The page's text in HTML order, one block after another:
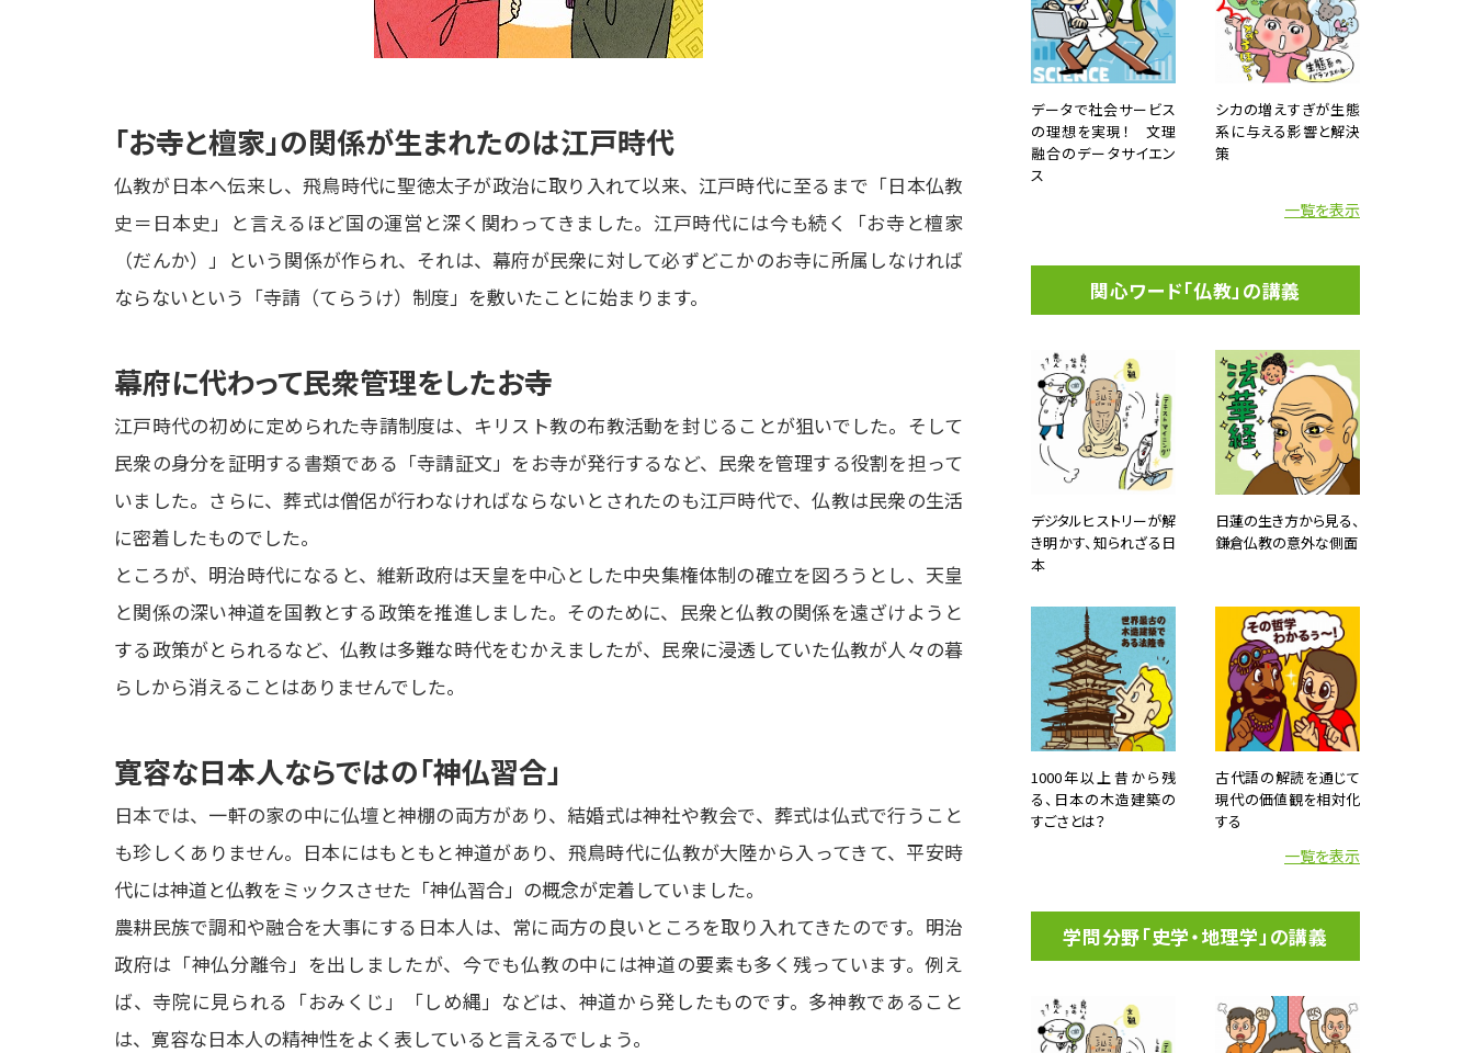
「お寺と檀家」の関係が生まれたのは江戸時代
仏教が日本へ伝来し、飛鳥時代に聖徳太子が政治に取り入れて以来、江戸時代に至るまで「日本仏教
史＝日本史」と言えるほど国の運営と深く関わってきました。江戸時代には今も続く「お寺と檀家
（だんか）」という関係が作られ、それは、幕府が民衆に対して必ずどこかのお寺に所属しなければ
ならないという「寺請（てらうけ）制度」を敷いたことに始まります。
幕府に代わって民衆管理をしたお寺
江戸時代の初めに定められた寺請制度は、キリスト教の布教活動を封じることが狙いでした。そして
民衆の身分を証明する書類である「寺請証文」をお寺が発行するなど、民衆を管理する役割を担って
いました。さらに、葬式は僧侶が行わなければならないとされたのも江戸時代で、仏教は民衆の生活
に密着したものでした。
ところが、明治時代になると、維新政府は天皇を中心とした中央集権体制の確立を図ろうとし、天皇
と関係の深い神道を国教とする政策を推進しました。そのために、民衆と仏教の関係を遠ざけようと
する政策がとられるなど、仏教は多難な時代をむかえましたが、民衆に浸透していた仏教が人々の暮
らしから消えることはありませんでした。
寛容な日本人ならではの「神仏習合」
日本では、一軒の家の中に仏壇と神棚の両方があり、結婚式は神社や教会で、葬式は仏式で行うこと
も珍しくありません。日本にはもともと神道があり、飛鳥時代に仏教が大陸から入ってきて、平安時
代には神道と仏教をミックスさせた「神仏習合」の概念が定着していました。
農耕民族で調和や融合を大事にする日本人は、常に両方の良いところを取り入れてきたのです。明治
政府は「神仏分離令」を出しましたが、今でも仏教の中には神道の要素も多く残っています。例え
ば、寺院に見られる「おみくじ」「しめ縄」などは、神道から発したものです。多神教であること
は、寛容な日本人の精神性をよく表していると言えるでしょう。
データで社会サービス
の理想を実現！ 文理
融合のデータサイエン
ス
シカの増えすぎが生態
系に与える影響と解決
策
一覧を表示
関心ワード「仏教」の講義
デジタルヒストリーが解
き明かす、知られざる日
本
日蓮の生き方から見る、
鎌倉仏教の意外な側面
1000年以上昔から残
る、日本の木造建築の
すごさとは？
古代語の解読を通じて
現代の価値観を相対化
する
一覧を表示
学問分野「史学・地理学」の講義